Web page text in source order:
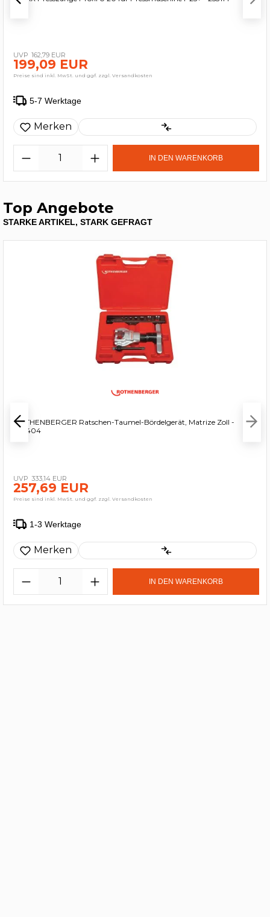
162,79 EUR
199,09 EUR
Preise sind inkl. MwSt. und ggf. zzgl. Versandkosten
5-7 Werktage
Merken
IN DEN WARENKORB
Top Angebote
STARKE ARTIKEL, STARK GEFRAGT
ROTHENBERGER Ratschen-Taumel-Bördelgerät, Matrize Zoll -
222404
333,14 EUR
257,69 EUR
Preise sind inkl. MwSt. und ggf. zzgl. Versandkosten
1-3 Werktage
Merken
IN DEN WARENKORB